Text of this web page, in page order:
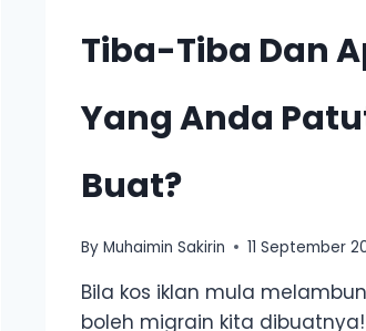
Tiba-Tiba Dan
Yang Anda
Buat?
By Muhaimin Sakirin 11 September
Bila kos iklan mula
boleh migrain kita